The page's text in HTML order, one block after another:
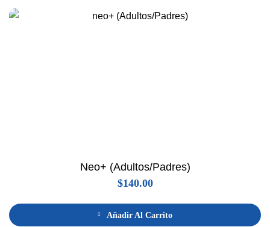
Neo+ (Adultos/Padres)
$140.00
Añadir Al Carrito